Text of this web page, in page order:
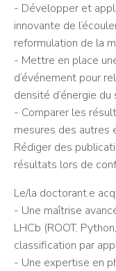
- Développer et
innovante de
reformulation de la
- Mettre en place
d’événement pour
densité d’énergie
- Comparer les
mesures des autres
Rédiger des
résultats lors de
Le/la doctorant.e
- Une maîtrise
LHCb (ROOT,
classification par
- Une expertise en